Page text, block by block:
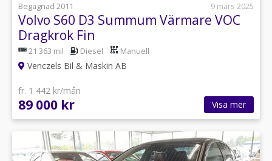
Begagnad 2011
9 mars 2025
Volvo S60 D3 Summum Värmare VOC
Dragkrok Fin
21 363 mil Diesel Manuell
Venczels Bil & Maskin AB
fr. 1 442 kr/mån
89 000 kr Visa mer